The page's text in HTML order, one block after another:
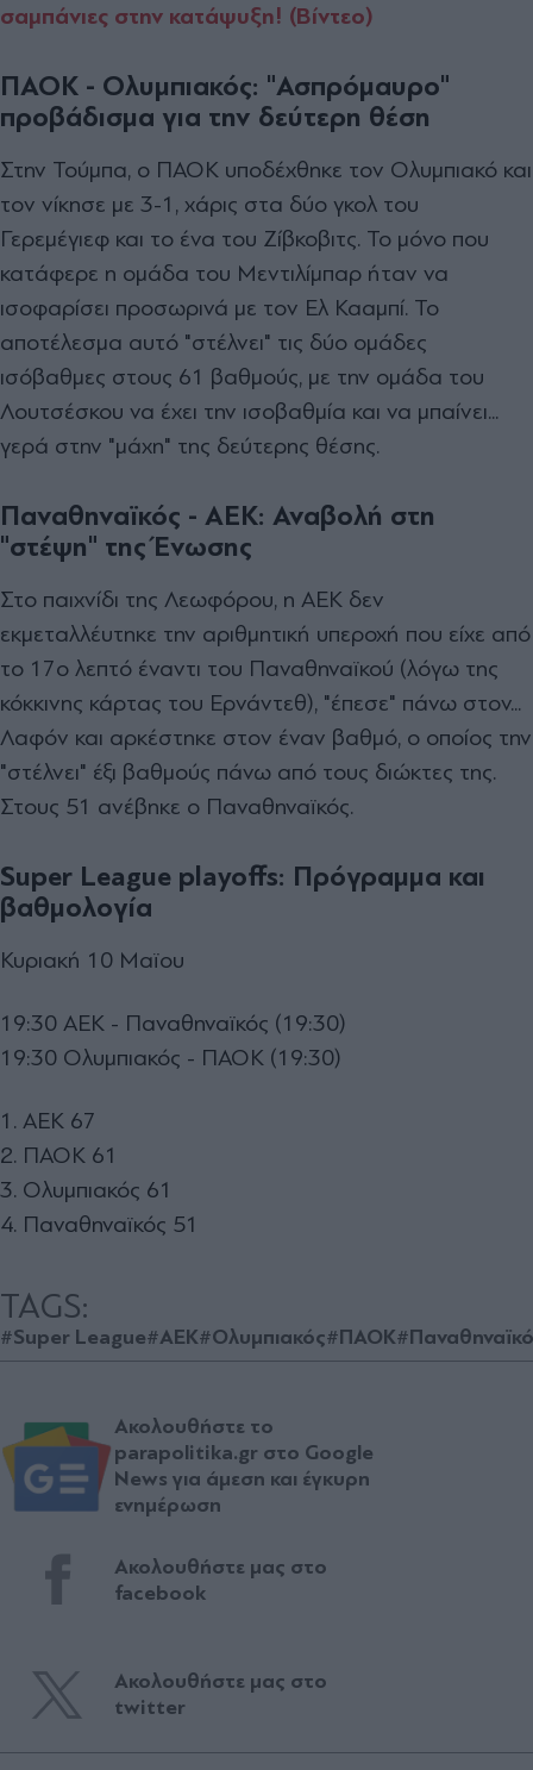
σαμπάνιες στην κατάψυξη! (Βίντεο)
ΠΑΟΚ - Ολυμπιακός: "Ασπρόμαυρο"
προβάδισμα για την δεύτερη θέση
Στην Τούμπα, ο ΠΑΟΚ υποδέχθηκε τον Ολυμπιακό και
τον νίκησε με 3-1, χάρις στα δύο γκολ του
Γερεμέγιεφ και το ένα του Ζίβκοβιτς. Το μόνο που
κατάφερε η ομάδα του Μεντιλίμπαρ ήταν να
ισοφαρίσει προσωρινά με τον Ελ Κααμπί. Το
αποτέλεσμα αυτό "στέλνει" τις δύο ομάδες
ισόβαθμες στους 61 βαθμούς, με την ομάδα του
Λουτσέσκου να έχει την ισοβαθμία και να μπαίνει...
γερά στην "μάχη" της δεύτερης θέσης.
Παναθηναϊκός - ΑΕΚ: Αναβολή στη
"στέψη" της Ένωσης
Στο παιχνίδι της Λεωφόρου, η ΑΕΚ δεν
εκμεταλλέυτηκε την αριθμητική υπεροχή που είχε από
το 17ο λεπτό έναντι του Παναθηναϊκού (λόγω της
κόκκινης κάρτας του Ερνάντεθ), "έπεσε" πάνω στον...
Λαφόν και αρκέστηκε στον έναν βαθμό, ο οποίος την
"στέλνει" έξι βαθμούς πάνω από τους διώκτες της.
Στους 51 ανέβηκε ο Παναθηναϊκός.
Super League playoffs: Πρόγραμμα και
βαθμολογία
Κυριακή 10 Μαϊου
19:30 ΑΕΚ - Παναθηναϊκός (19:30)
19:30 Ολυμπιακός - ΠΑΟΚ (19:30)
1. ΑΕΚ 67
2. ΠΑΟΚ 61
3. Ολυμπιακός 61
4. Παναθηναϊκός 51
TAGS:
#Super League#ΑΕΚ#Ολυμπιακός#ΠΑΟΚ
Ακολουθήστε το
parapolitika.gr στο Google
News για άμεση και έγκυρη
ενημέρωση
Ακολουθήστε μας στο
facebook
Ακολουθήστε μας στο
twitter